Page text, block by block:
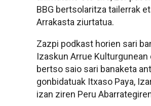
BBG bertsolaritza tailerrak
Arrakasta ziurtatua.
Zazpi podkast horien sari
Izaskun Arrue
bertso saio sari banaketa
gonbidatuak Itxaso Paya,
izan ziren Peru